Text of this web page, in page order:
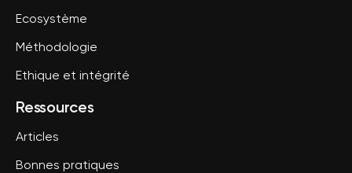
Ecosystème
Méthodologie
Ethique et intégrité
Ressources
Articles
Bonnes pratiques